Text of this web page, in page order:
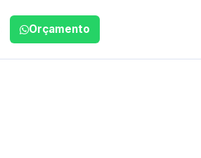
Orçamento